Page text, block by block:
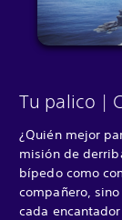
Tu palico |
¿Quién mejor
misión de
bípedo como
compañero,
cada